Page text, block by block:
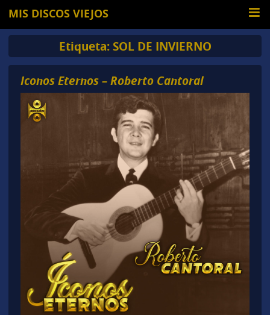
MIS DISCOS VIEJOS
Etiqueta: SOL DE INVIERNO
Iconos Eternos – Roberto Cantoral